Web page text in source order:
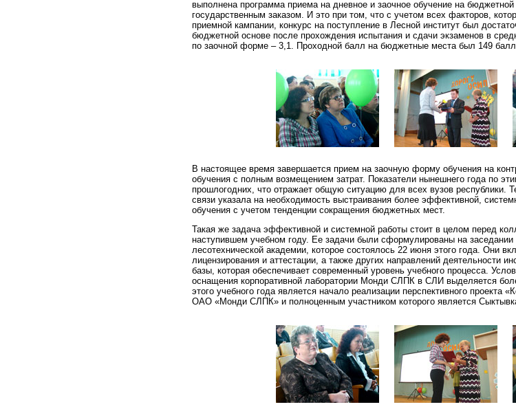
выполнена программа приема на дневное и заочное обучение на
государственным заказом. И это при том, что с учетом всех факторов,
приемной кампании, конкурс на поступление в Лесной институт был
бюджетной основе после прохождения испытания и сдачи экзаменов в
по заочной форме – 3,1. Проходной балл на бюджетные места был 149
В настоящее время завершается прием на заочную форму обучения на
обучения с полным возмещением затрат. Показатели нынешнего года по
прошлогодних, что отражает общую ситуацию для всех вузов республики.
связи указала на необходимость выстраивания более эффективной,
обучения с учетом тенденции сокращения бюджетных мест.
Такая же задача эффективной и системной работы стоит в целом перед
наступившем учебном году. Ее задачи были сформулированы на заседании
лесотехнической академии, которое состоялось 22 июня этого года. Они
лицензирования и аттестации, а также других направлений деятельности
базы, которая обеспечивает современный уровень учебного процесса.
оснащения корпоративной лаборатории Монди СЛПК в СЛИ выделяется
этого учебного года является начало реализации перспективного проекта
ОАО «Монди СЛПК» и полноценным участником которого является